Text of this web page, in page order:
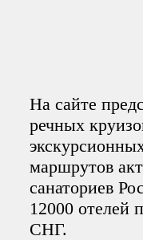
На сайте
речных
маршрутов
санаториев
12000 отелей
СНГ.